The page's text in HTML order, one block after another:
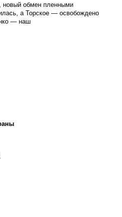
новый обмен пленными
а Торское — освобождено
— наш